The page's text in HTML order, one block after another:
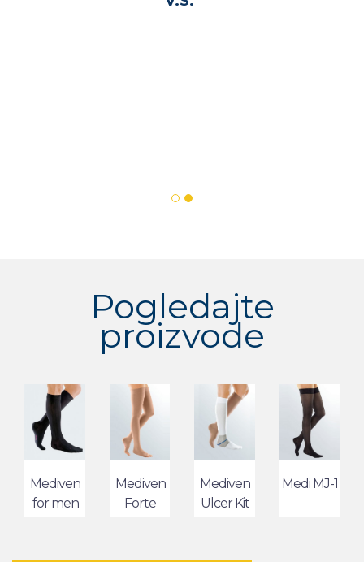
Pogledajte
proizvode
Mediven
for men
Mediven
Forte
Mediven
Ulcer Kit
Medi MJ-1